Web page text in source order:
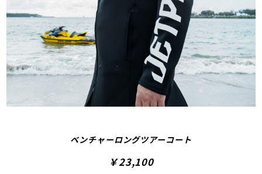
ベンチャーロングツアーコート
￥23,100